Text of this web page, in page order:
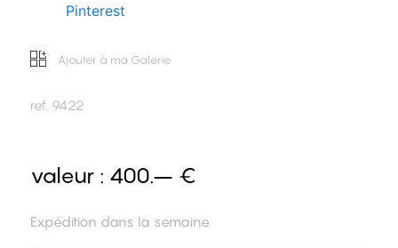
Pinterest
Ajouter à ma Galerie
ref. 9422
valeur : 400.– €
Expédition dans la semaine